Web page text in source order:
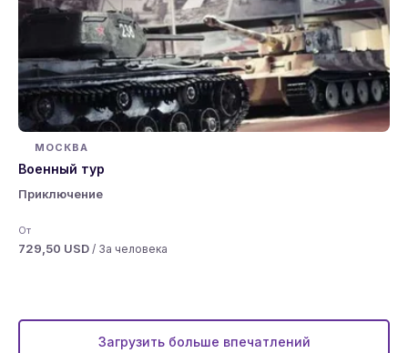
МОСКВА
Военный тур
Приключение
От
729,50 USD / За человека
Загрузить больше впечатлений